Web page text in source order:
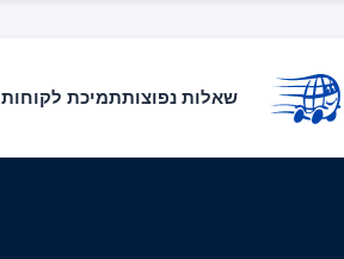
שאלות נפוצותתמיכת לקוחות